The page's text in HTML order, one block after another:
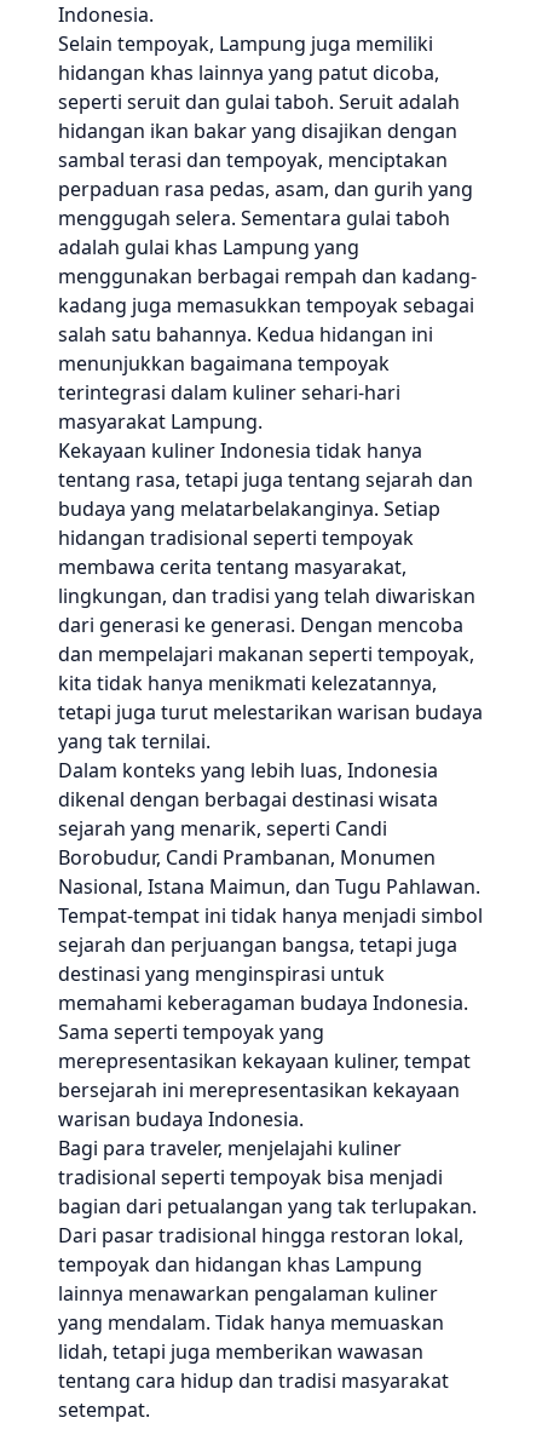
Indonesia.
Selain tempoyak, Lampung juga memiliki
hidangan khas lainnya yang patut dicoba,
seperti seruit dan gulai taboh. Seruit adalah
hidangan ikan bakar yang disajikan dengan
sambal terasi dan tempoyak, menciptakan
perpaduan rasa pedas, asam, dan gurih yang
menggugah selera. Sementara gulai taboh
adalah gulai khas Lampung yang
menggunakan berbagai rempah dan kadang-
kadang juga memasukkan tempoyak sebagai
salah satu bahannya. Kedua hidangan ini
menunjukkan bagaimana tempoyak
terintegrasi dalam kuliner sehari-hari
masyarakat Lampung.
Kekayaan kuliner Indonesia tidak hanya
tentang rasa, tetapi juga tentang sejarah dan
budaya yang melatarbelakanginya. Setiap
hidangan tradisional seperti tempoyak
membawa cerita tentang masyarakat,
lingkungan, dan tradisi yang telah diwariskan
dari generasi ke generasi. Dengan mencoba
dan mempelajari makanan seperti tempoyak,
kita tidak hanya menikmati kelezatannya,
tetapi juga turut melestarikan warisan budaya
yang tak ternilai.
Dalam konteks yang lebih luas, Indonesia
dikenal dengan berbagai destinasi wisata
sejarah yang menarik, seperti Candi
Borobudur, Candi Prambanan, Monumen
Nasional, Istana Maimun, dan Tugu Pahlawan.
Tempat-tempat ini tidak hanya menjadi simbol
sejarah dan perjuangan bangsa, tetapi juga
destinasi yang menginspirasi untuk
memahami keberagaman budaya Indonesia.
Sama seperti tempoyak yang
merepresentasikan kekayaan kuliner, tempat
bersejarah ini merepresentasikan kekayaan
warisan budaya Indonesia.
Bagi para traveler, menjelajahi kuliner
tradisional seperti tempoyak bisa menjadi
bagian dari petualangan yang tak terlupakan.
Dari pasar tradisional hingga restoran lokal,
tempoyak dan hidangan khas Lampung
lainnya menawarkan pengalaman kuliner
yang mendalam. Tidak hanya memuaskan
lidah, tetapi juga memberikan wawasan
tentang cara hidup dan tradisi masyarakat
setempat.